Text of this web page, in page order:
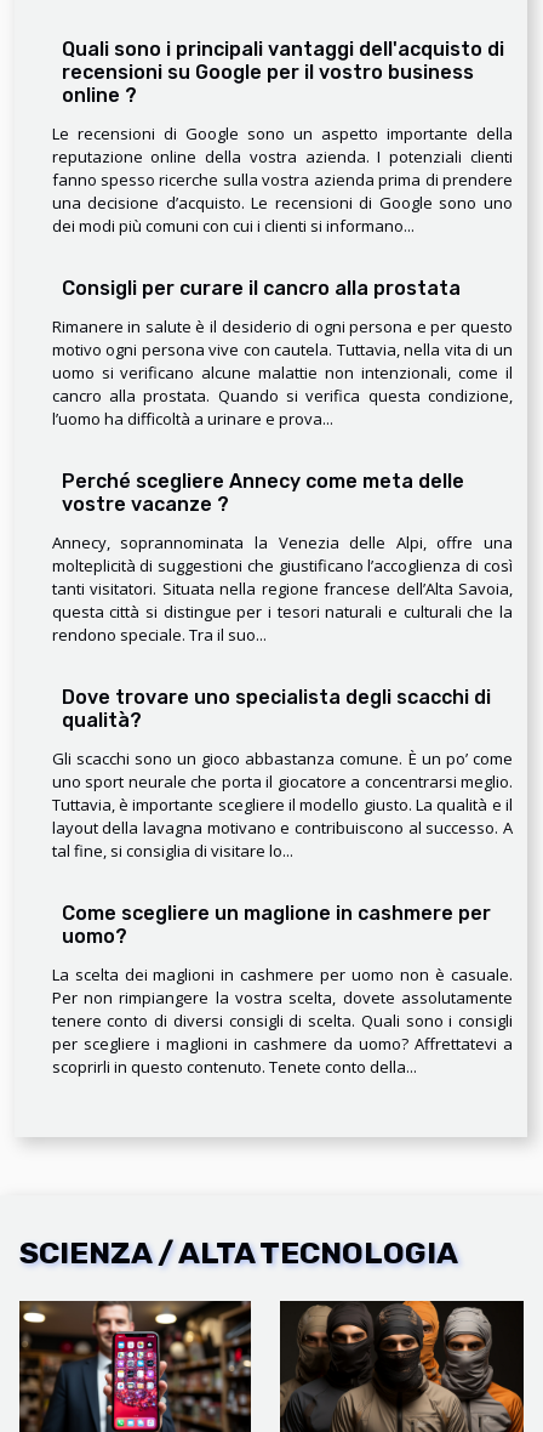
Quali sono i principali vantaggi dell'acquisto di
recensioni su Google per il vostro business
online ?
Le recensioni di Google sono un aspetto importante della
reputazione online della vostra azienda. I potenziali clienti
fanno spesso ricerche sulla vostra azienda prima di prendere
una decisione d’acquisto. Le recensioni di Google sono uno
dei modi più comuni con cui i clienti si informano...
Consigli per curare il cancro alla prostata
Rimanere in salute è il desiderio di ogni persona e per questo
motivo ogni persona vive con cautela. Tuttavia, nella vita di un
uomo si verificano alcune malattie non intenzionali, come il
cancro alla prostata. Quando si verifica questa condizione,
l’uomo ha difficoltà a urinare e prova...
Perché scegliere Annecy come meta delle
vostre vacanze ?
Annecy, soprannominata la Venezia delle Alpi, offre una
molteplicità di suggestioni che giustificano l’accoglienza di così
tanti visitatori. Situata nella regione francese dell’Alta Savoia,
questa città si distingue per i tesori naturali e culturali che la
rendono speciale. Tra il suo...
Dove trovare uno specialista degli scacchi di
qualità?
Gli scacchi sono un gioco abbastanza comune. È un po’ come
uno sport neurale che porta il giocatore a concentrarsi meglio.
Tuttavia, è importante scegliere il modello giusto. La qualità e il
layout della lavagna motivano e contribuiscono al successo. A
tal fine, si consiglia di visitare lo...
Come scegliere un maglione in cashmere per
uomo?
La scelta dei maglioni in cashmere per uomo non è casuale.
Per non rimpiangere la vostra scelta, dovete assolutamente
tenere conto di diversi consigli di scelta. Quali sono i consigli
per scegliere i maglioni in cashmere da uomo? Affrettatevi a
scoprirli in questo contenuto. Tenete conto della...
SCIENZA / ALTA TECNOLOGIA